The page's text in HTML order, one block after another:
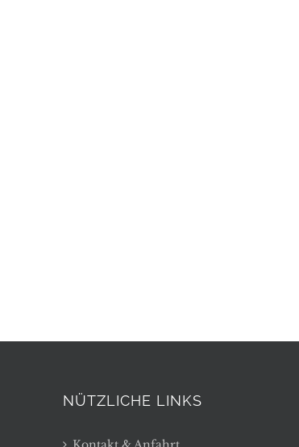
NÜTZLICHE LINKS